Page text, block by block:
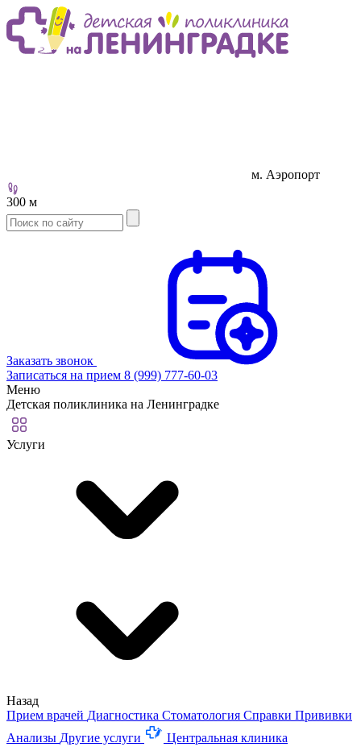
м. Аэропорт
300 м
Заказать звонок
Записаться на прием 8 (999) 777-60-03
Меню
Детская поликлиника на Ленинградке
Услуги
Назад
Прием врачей Диагностика Стоматология Справки Прививки
Анализы Другие услуги Центральная клиника